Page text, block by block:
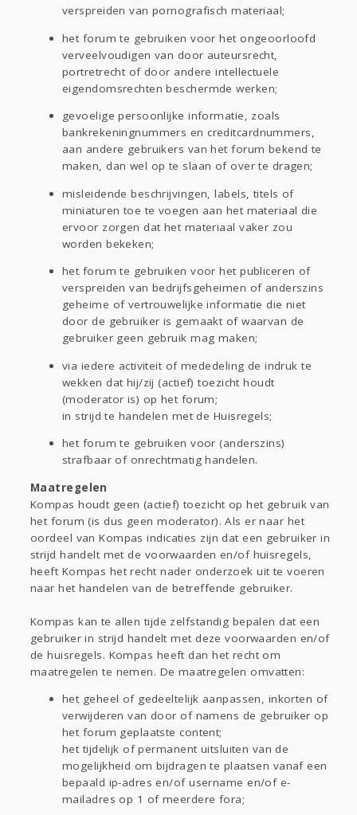
verspreiden van pornografisch materiaal;
het forum te gebruiken voor het ongeoorloofd
verveelvoudigen van door auteursrecht,
portretrecht of door andere intellectuele
eigendomsrechten beschermde werken;
gevoelige persoonlijke informatie, zoals
bankrekeningnummers en creditcardnummers,
aan andere gebruikers van het forum bekend te
maken, dan wel op te slaan of over te dragen;
misleidende beschrijvingen, labels, titels of
miniaturen toe te voegen aan het materiaal die
ervoor zorgen dat het materiaal vaker zou
worden bekeken;
het forum te gebruiken voor het publiceren of
verspreiden van bedrijfsgeheimen of anderszins
geheime of vertrouwelijke informatie die niet
door de gebruiker is gemaakt of waarvan de
gebruiker geen gebruik mag maken;
via iedere activiteit of mededeling de indruk te
wekken dat hij/zij (actief) toezicht houdt
(moderator is) op het forum;
in strijd te handelen met de Huisregels;
het forum te gebruiken voor (anderszins)
strafbaar of onrechtmatig handelen.
Maatregelen
Kompas houdt geen (actief) toezicht op het gebruik van
het forum (is dus geen moderator). Als er naar het
oordeel van Kompas indicaties zijn dat een gebruiker in
strijd handelt met de voorwaarden en/of huisregels,
heeft Kompas het recht nader onderzoek uit te voeren
naar het handelen van de betreffende gebruiker.
Kompas kan te allen tijde zelfstandig bepalen dat een
gebruiker in strijd handelt met deze voorwaarden en/of
de huisregels. Kompas heeft dan het recht om
maatregelen te nemen. De maatregelen omvatten:
het geheel of gedeeltelijk aanpassen, inkorten of
verwijderen van door of namens de gebruiker op
het forum geplaatste content;
het tijdelijk of permanent uitsluiten van de
mogelijkheid om bijdragen te plaatsen vanaf een
bepaald ip-adres en/of username en/of e-
mailadres op 1 of meerdere fora;